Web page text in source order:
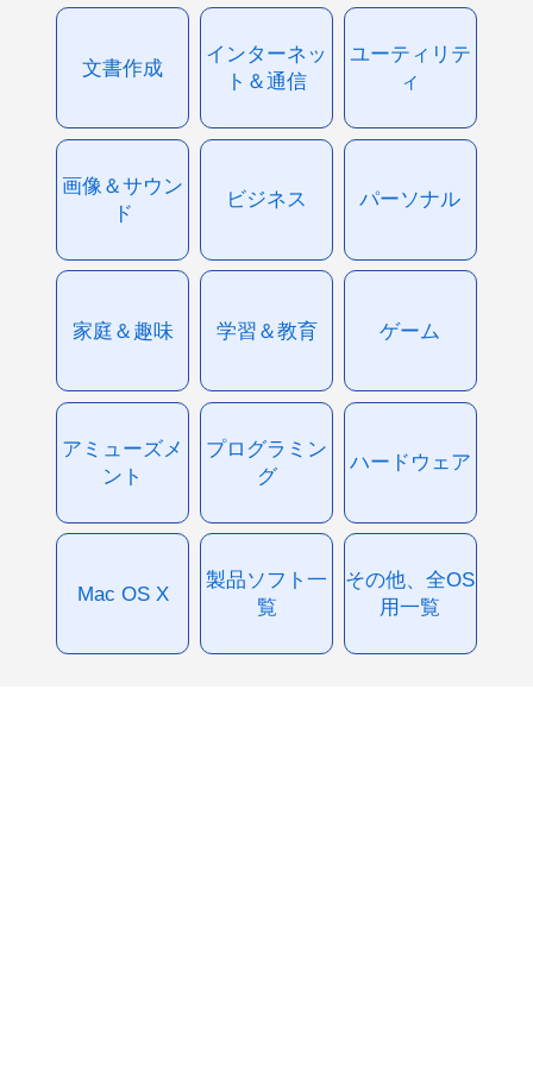
文書作成
インターネッ
ト＆通信
ユーティリテ
ィ
画像＆サウン
ド
ビジネス パーソナル
家庭＆趣味 学習＆教育 ゲーム
アミューズメ
ント
プログラミン
グ
ハードウェア
Mac OS X
製品ソフト一
覧
その他、全OS
用一覧